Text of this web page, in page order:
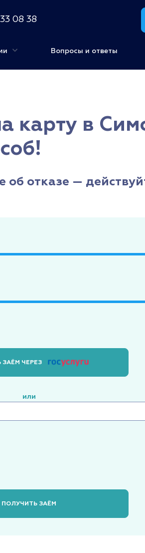
08 38
Вопросы и ответы
карту в
об отказе —
ЧЕРЕЗ
или
ПОЛУЧИТЬ ЗАЁМ